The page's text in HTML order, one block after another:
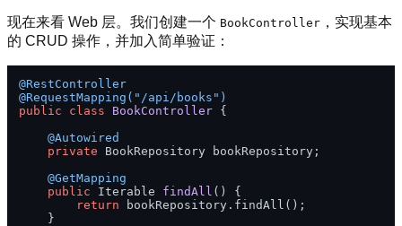
现在来看 Web 层。我们创建一个 BookController ，实现基本
的 CRUD 操作，并加入简单验证：
@RestController
@RequestMapping("/api/books")
public
class BookController {
@Autowired
private BookRepository bookRepository;
@GetMapping
public Iterable findAll ()
{
return bookRepository.findAll();
    }